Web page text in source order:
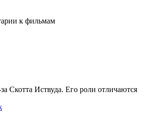
к фильмам
Скотта Иствуда. Его роли отличаются